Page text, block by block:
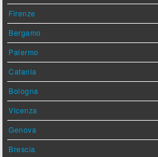
Firenze
Bergamo
Palermo
Catania
Bologna
Vicenza
Genova
Brescia